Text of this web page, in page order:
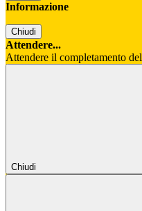
Informazione
Chiudi
Attendere...
Attendere il completamento
Chiudi